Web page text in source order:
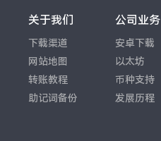
关于我们
下载渠道
网站地图
转账教程
助记词备份
公司业务
安卓下载
以太坊
币种支持
发展历程